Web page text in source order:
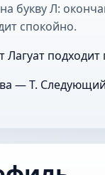
букву Л:
спокойно.
— Т.